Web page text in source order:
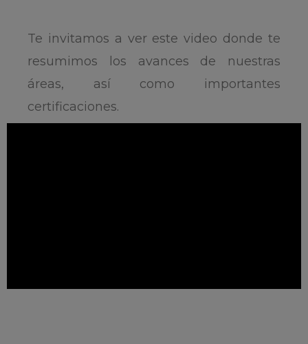
Te invitamos a ver este video donde te
resumimos los avances de nuestras
áreas, así como importantes
certificaciones.